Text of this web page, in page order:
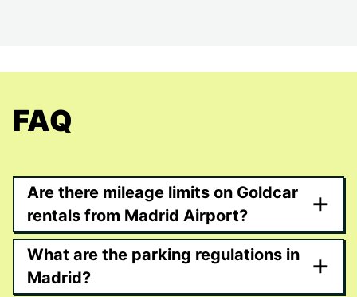
FAQ
Are there mileage limits on Goldcar
rentals from Madrid Airport?
+
What are the parking regulations in
Madrid?
+